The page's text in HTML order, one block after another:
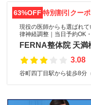
63%OFF 特別割引クー
現役の医師からも選ばれ
律神経調整｜当日予約OK
FERNA整体院 天満
3.08
谷町四丁目駅から徒歩8分